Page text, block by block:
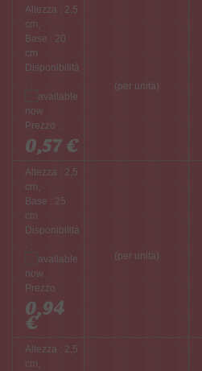
Altezza : 2,5
cm,
Base : 20
cm
Disponibilità
:
Prezzo :
0,57 €
(per unità)
Altezza : 2,5
cm,
Base : 25
cm
Disponibilità
:
Prezzo :
0,94
€
(per unità)
Altezza : 2,5
cm,